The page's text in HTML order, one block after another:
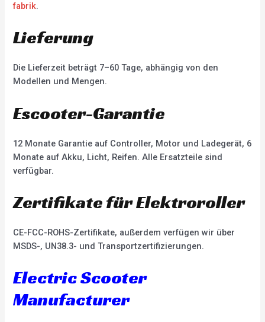
fabrik.
Lieferung
Die Lieferzeit beträgt 7–60 Tage, abhängig von den
Modellen und Mengen.
Escooter-Garantie
12 Monate Garantie auf Controller, Motor und Ladegerät, 6
Monate auf Akku, Licht, Reifen. Alle Ersatzteile sind
verfügbar.
Zertifikate für Elektroroller
CE-FCC-ROHS-Zertifikate, außerdem verfügen wir über
MSDS-, UN38.3- und Transportzertifizierungen.
Electric Scooter
Manufacturer